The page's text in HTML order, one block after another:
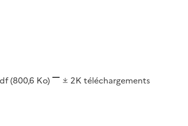
(800,6 Ko) 2K téléchargements